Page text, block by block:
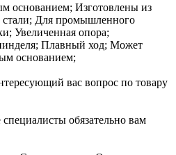
основанием; Изготовлены из
стали; Для промышленного
Увеличенная опора;
Плавный ход; Может
основанием;
вас вопрос по товару
обязательно вам